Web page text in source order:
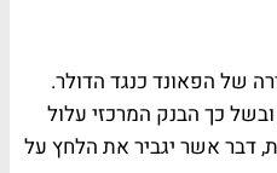
של הפאונד כנגד הדולר.
כך הבנק המרכזי עלול
דבר אשר יגביר את הלחץ על